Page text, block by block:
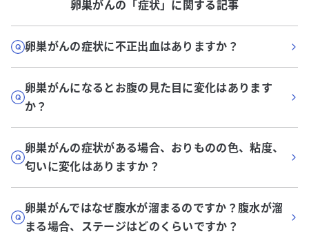
卵巣がんの「症状」に関する記事
卵巣がんの症状に不正出血はありますか？
卵巣がんになるとお腹の見た目に変化はあります
か？
卵巣がんの症状がある場合、おりものの色、粘度、
匂いに変化はありますか？
卵巣がんではなぜ腹水が溜まるのですか？腹水が溜
まる場合、ステージはどのくらいですか？